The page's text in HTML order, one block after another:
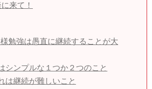
来て！
勉強は愚直に継続することが大
シンプルな１つか２つのこと
は継続が難しいこと